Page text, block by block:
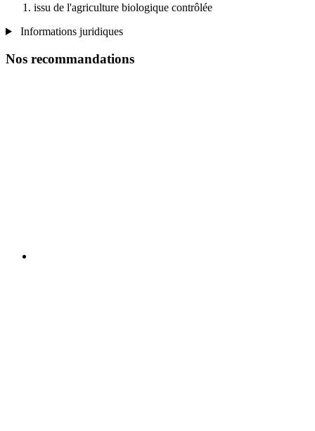
issu de l'agriculture biologique contrôlée
Informations juridiques
Nos recommandations